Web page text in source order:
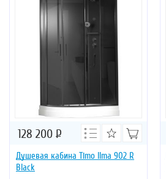
Душевая кабина Timo Ilma 902 R
Black
128 200 Р